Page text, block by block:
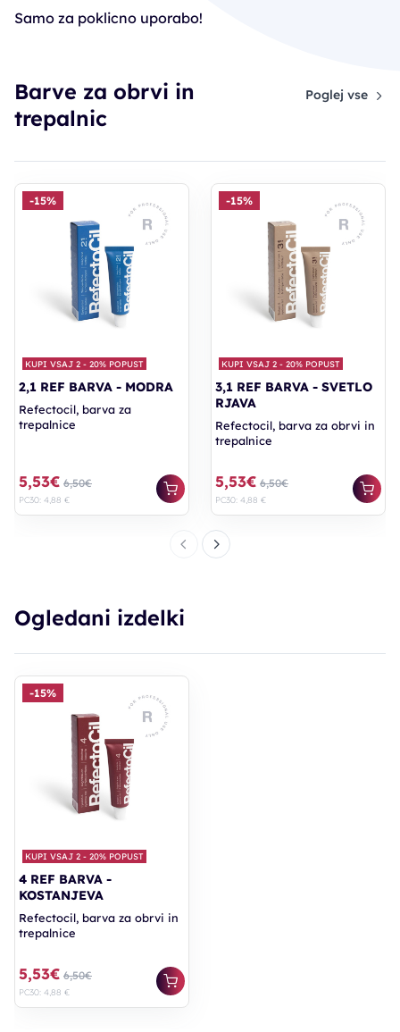
Samo za poklicno uporabo!
Barve za obrvi in
trepalnic
Poglej vse
KUPI VSAJ 2 - 20% POPUST
-15%
2,1 REF BARVA - MODRA
Refectocil, barva za
trepalnice
5,53€ 6,50€
PC30: 4,88 €
KUPI VSAJ 2 - 20% POPUST
-15%
3,1 REF BARVA - SVETLO
RJAVA
Refectocil, barva za obrvi in
trepalnice
5,53€ 6,50€
PC30: 4,88 €
Ogledani izdelki
KUPI VSAJ 2 - 20% POPUST
-15%
4 REF BARVA -
KOSTANJEVA
Refectocil, barva za obrvi in
trepalnice
5,53€ 6,50€
PC30: 4,88 €